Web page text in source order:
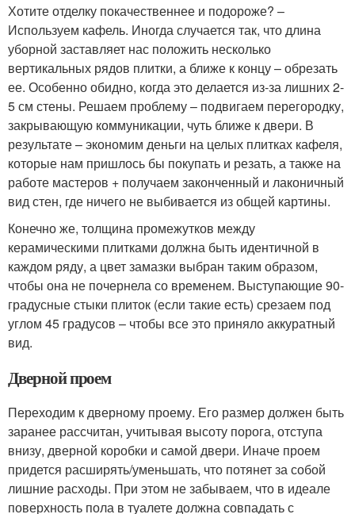
Хотите отделку покачественнее и подороже? –
Используем кафель. Иногда случается так, что длина
уборной заставляет нас положить несколько
вертикальных рядов плитки, а ближе к концу – обрезать
ее. Особенно обидно, когда это делается из-за лишних 2-
5 см стены. Решаем проблему – подвигаем перегородку,
закрывающую коммуникации, чуть ближе к двери. В
результате – экономим деньги на целых плитках кафеля,
которые нам пришлось бы покупать и резать, а также на
работе мастеров + получаем законченный и лаконичный
вид стен, где ничего не выбивается из общей картины.
Конечно же, толщина промежутков между
керамическими плитками должна быть идентичной в
каждом ряду, а цвет замазки выбран таким образом,
чтобы она не почернела со временем. Выступающие 90-
градусные стыки плиток (если такие есть) срезаем под
углом 45 градусов – чтобы все это приняло аккуратный
вид.
Дверной проем
Переходим к дверному проему. Его размер должен быть
заранее рассчитан, учитывая высоту порога, отступа
внизу, дверной коробки и самой двери. Иначе проем
придется расширять/уменьшать, что потянет за собой
лишние расходы. При этом не забываем, что в идеале
поверхность пола в туалете должна совпадать с